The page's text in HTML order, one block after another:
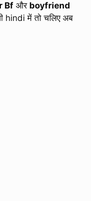
Bf और boyfriend
hindi में तो चलिए अब